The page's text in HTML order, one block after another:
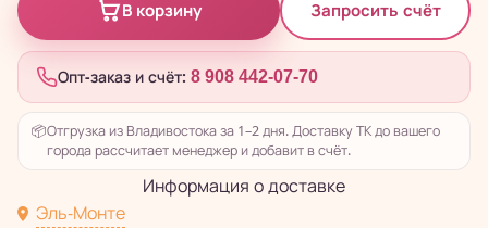
В корзину Запросить счёт
Опт-заказ и счёт: 8 908 442-07-70
📦Отгрузка из Владивостока за 1–2 дня. Доставку ТК до вашего
города рассчитает менеджер и добавит в счёт.
Информация о доставке
Эль-Монте